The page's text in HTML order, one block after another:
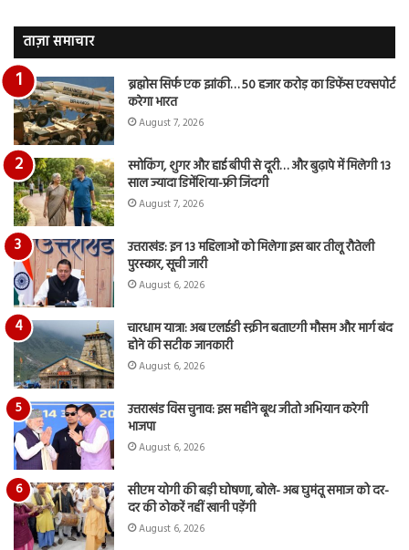
वीडियो…
का
ताज़ा समाचार
ब्रह्मोस सिर्फ एक झांकी… 50 हजार करोड़ का डिफेंस एक्सपोर्ट
करेगा भारत
August 7, 2026
स्मोकिंग, शुगर और हाई बीपी से दूरी… और बुढ़ापे में मिलेगी 13
साल ज्यादा डिमेंशिया-फ्री जिंदगी
August 7, 2026
उत्तराखंड: इन 13 महिलाओं को मिलेगा इस बार तीलू रौतेली
पुरस्कार, सूची जारी
August 6, 2026
चारधाम यात्रा: अब एलईडी स्क्रीन बताएगी मौसम और मार्ग बंद
होने की सटीक जानकारी
August 6, 2026
उत्तराखंड विस चुनाव: इस महीने बूथ जीतो अभियान करेगी
भाजपा
August 6, 2026
सीएम योगी की बड़ी घोषणा, बोले- अब घुमंतू समाज को दर-
दर की ठोकरें नहीं खानी पड़ेंगी
August 6, 2026